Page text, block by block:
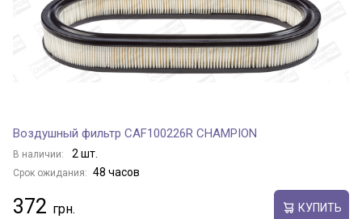
Воздушный фильтр CAF100226R CHAMPION
В наличии: 2 шт.
Срок ожидания: 48 часов
372 КУПИТЬ